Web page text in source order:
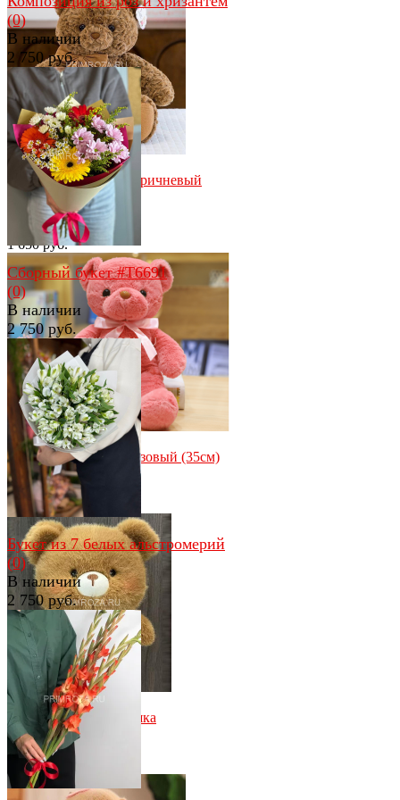
избранное сравнить
избранное сравнить
Мишка с бантиком коричневый
(50 см)
В наличии
1 650 руб.
избранное сравнить
Мишутка с бантом розовый (35см)
(0)
В наличии
850 руб.
Пушистый мини-мишка
(0)
В наличии
550 руб.
избранное сравнить
(0)
В наличии
2 750 руб.
избранное сравнить
Сборный букет #Т6691
(0)
В наличии
2 750 руб.
избранное сравнить
Букет из 7 белых альстромерий
(0)
В наличии
2 750 руб.